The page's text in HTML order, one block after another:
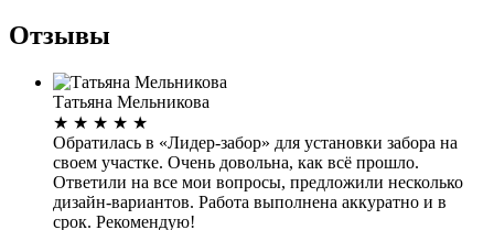
Отзывы
Татьяна Мельникова
★ ★ ★ ★ ★
Обратилась в «Лидер-забор» для установки забора на
своем участке. Очень довольна, как всё прошло.
Ответили на все мои вопросы, предложили несколько
дизайн-вариантов. Работа выполнена аккуратно и в
срок. Рекомендую!